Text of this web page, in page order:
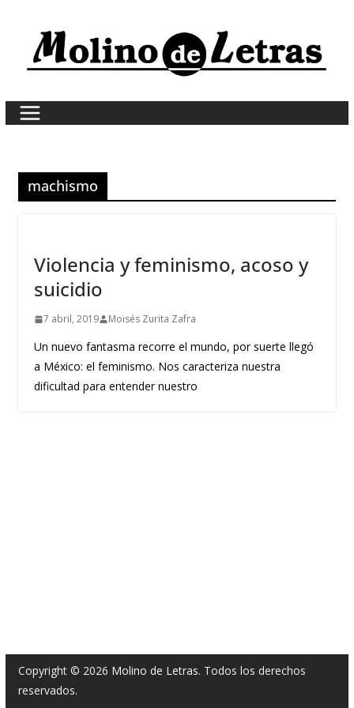
content
machismo
Violencia y feminismo, acoso y
suicidio
7 abril, 2019 Moisés Zurita Zafra
Un nuevo fantasma recorre el mundo, por suerte llegó
a México: el feminismo. Nos caracteriza nuestra
dificultad para entender nuestro
Copyright © 2026 Molino de Letras. Todos los derechos
reservados.